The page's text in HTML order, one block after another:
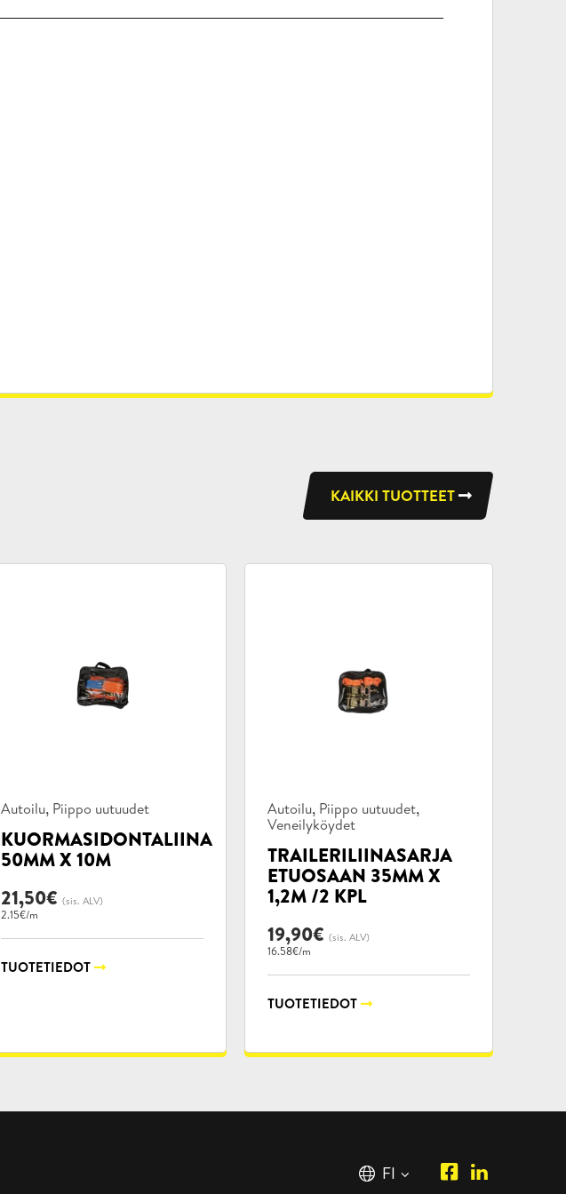
KAIKKI TUOTTEET
Tuotekategoriat:
Autoilu, Piippo uutuudet
KUORMASIDONTALIINA
50MM X 10M
21,50€ (sis. ALV)
2.15€/m
TUOTETIEDOT
Tuotekategoriat:
Autoilu, Piippo uutuudet,
Veneilyköydet
TRAILERILIINASARJA
ETUOSAAN 35MM X
1,2M /2 KPL
19,90€ (sis. ALV)
16.58€/m
TUOTETIEDOT
Suomi
FI
Manilla